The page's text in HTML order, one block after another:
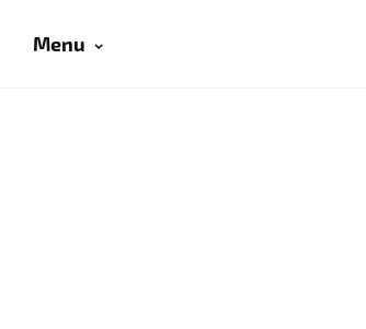
Menu